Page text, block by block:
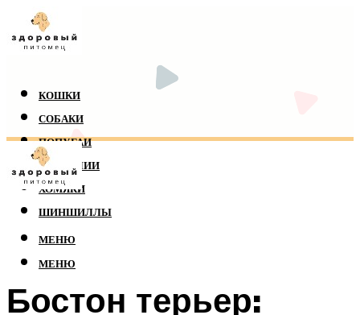
КОШКИ
СОБАКИ
ПОПУГАИ
РЕПТИЛИИ
ХОМЯКИ
ШИНШИЛЛЫ
МЕНЮ
МЕНЮ
Бостон терьер: